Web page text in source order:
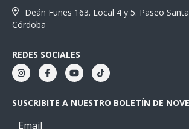
Deán Funes 163. Local 4 y 5. Paseo
Córdoba
REDES SOCIALES
SUSCRIBITE A NUESTRO BOLETÍN DE